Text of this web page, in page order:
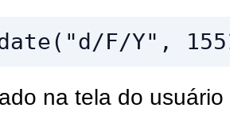
F/Y",
na tela do